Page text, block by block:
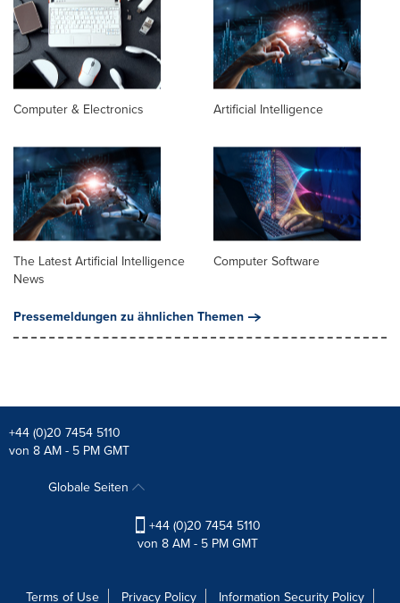
Computer & Electronics Artificial Intelligence
The Latest Artificial Intelligence
News
Computer Software
Pressemeldungen zu ähnlichen Themen
+44 (0)20 7454 5110
von 8 AM - 5 PM GMT
Globale Seiten
+44 (0)20 7454 5110
von 8 AM - 5 PM GMT
Terms of Use Privacy Policy Information Security Policy